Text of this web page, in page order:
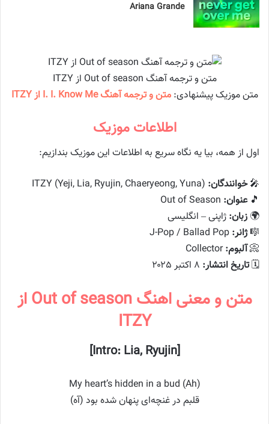
Ariana Grande
متن و ترجمه آهنگ Out of season از ITZY
متن موزیک پیشنهادی:متن و ترجمه آهنگ I. I. Know Me از ITZY
اطلاعات موزیک
اول از همه، بیا یه نگاه سریع به اطلاعات این موزیک بندازیم:
🎤خوانندگان:
🎵عنوان:
🌍 زبان: ژاپنی – انگلیسی
🎼ژانر:
📀آلبوم:Collector
🗓️تاریخ انتشار:
متن و معنی اهنگ Out of season از
ITZY
[Intro: Lia, Ryujin]
My heart’s hidden in a bud (Ah)
قلبم در غنچه‌ای پنهان شده بود (آه)